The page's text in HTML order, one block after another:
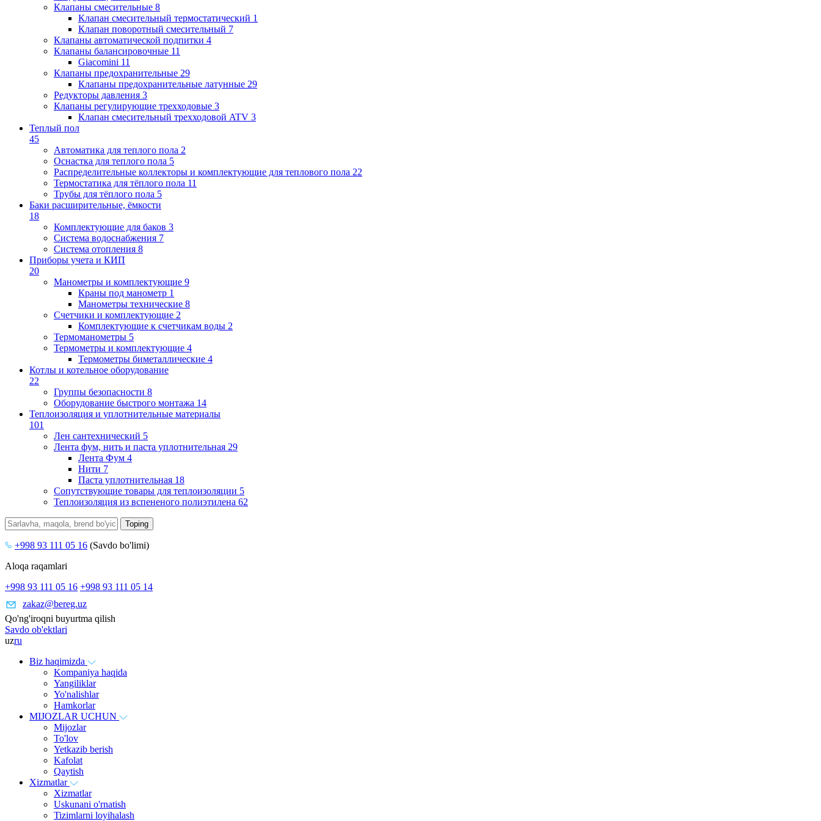
Клапаны cмесительные 8
Клапан cмесительный термостатический 1
Клапан поворотный cмесительный 7
Клапаны автоматической подпитки 4
Клапаны балансировочные 11
Giacomini 11
Клапаны предохранительные 29
Клапаны предохранительные латунные 29
Редукторы давления 3
Клапаны регулирующие трехходовые 3
Клапан смесительный трехходовой ATV 3
Теплый пол
45
Автоматика для теплого пола 2
Оснастка для теплого пола 5
Распределительные коллекторы и комплектующие для теплового пола 22
Термостатика для тёплого пола 11
Трубы для тёплого пола 5
Баки расширительные, ёмкости
18
Комплектующие для баков 3
Система водоснабжения 7
Система отопления 8
Приборы учета и КИП
20
Манометры и комплектующие 9
Краны под манометр 1
Манометры технические 8
Счетчики и комплектующие 2
Комплектующие к счетчикам воды 2
Термоманометры 5
Термометры и комплектующие 4
Термометры биметаллические 4
Котлы и котельное оборудование
22
Группы безопасности 8
Оборудование быстрого монтажа 14
Теплоизоляция и уплотнительные материалы
101
Лен сантехнический 5
Лента фум, нить и паста уплотнительная 29
Лента Фум 4
Нити 7
Паста уплотнительная 18
Сопутствующие товары для теплоизоляции 5
Теплоизоляция из вспененого полиэтилена 62
+998 93 111 05 16 (Savdo bo'limi)
Aloqa raqamlari
+998 93 111 05 16 +998 93 111 05 14
zakaz@bereg.uz
Qo'ng'iroqni buyurtma qilish
Savdo ob'ektlari
uzru
Biz haqimizda
Kompaniya haqida
Yangiliklar
Yo'nalishlar
Hamkorlar
MIJOZLAR UCHUN
Mijozlar
To'lov
Yetkazib berish
Kafolat
Qaytish
Xizmatlar
Xizmatlar
Uskunani o'rnatish
Tizimlarni loyihalash